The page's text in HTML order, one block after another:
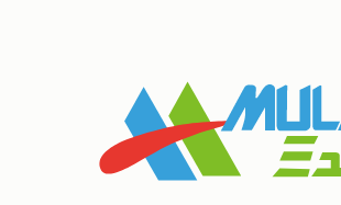
条件を絞って商品を探す